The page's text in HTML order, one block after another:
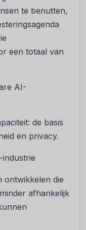
te benutten,
een totaal van
AI-
de basis
en privacy.
industrie
ontwikkelen die
afhankelijk